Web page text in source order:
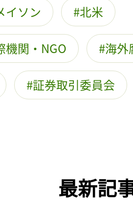
イソン 北米
機関・NGO 海外
証券取引委員会
最新記